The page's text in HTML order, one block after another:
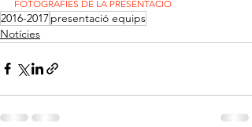
FOTOGRAFIES DE LA PRESENTACIÓ
2016-2017presentació equips
Notícies